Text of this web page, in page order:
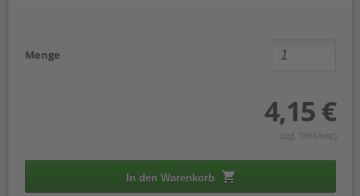
Menge
4,15 €
(zzgl. 19% Mwst.)
In den Warenkorb